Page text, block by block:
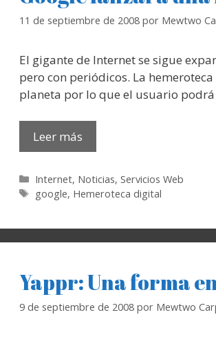
11 de septiembre de 2008 por Mewtwo
El gigante de Internet se sigue
pero con periódicos. La
planeta por lo que el usuario
Leer más
Categorías
Internet, Noticias,Servicios Web
Etiquetas
google, Hemeroteca digital
Yappr: Una forma
9 de septiembre de 2008 por Mewtwo